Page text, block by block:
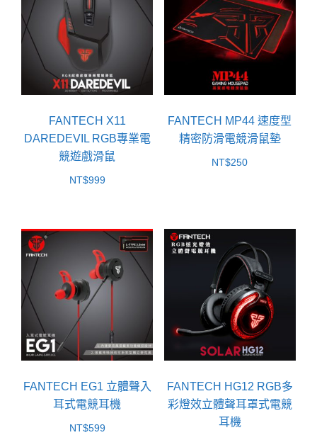
FANTECH X11
DAREDEVIL RGB專業電
競遊戲滑鼠
NT$999
FANTECH MP44 速度型
精密防滑電競滑鼠墊
NT$250
FANTECH EG1 立體聲入
耳式電競耳機
NT$599
FANTECH HG12 RGB多
彩燈效立體聲耳罩式電競
耳機